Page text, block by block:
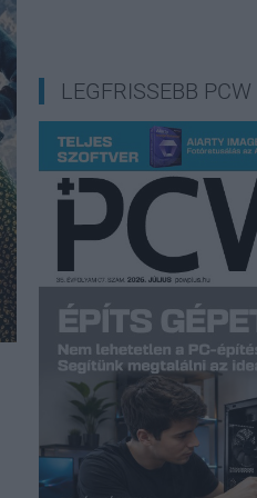
LEGFRISSEBB PCW